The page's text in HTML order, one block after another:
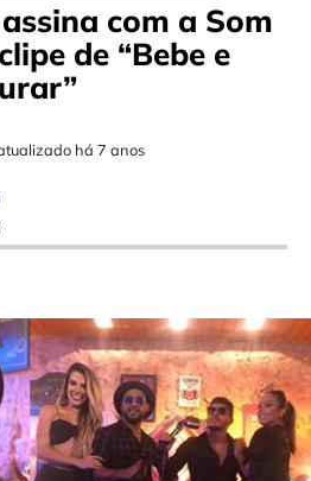
com a Som
de “Bebe e
há 7 anos